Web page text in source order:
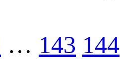
… 143 144